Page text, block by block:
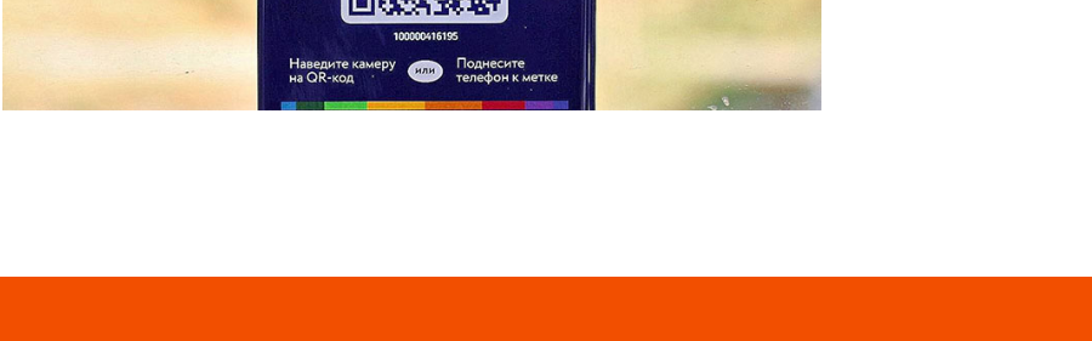
код. Если зайти в свой мобильный банк, значок кода отобразится, останется лишь